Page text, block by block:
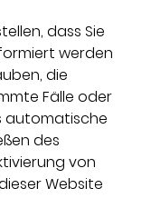
dass Sie
werden
die
Fälle oder
automatische
des
von
Website